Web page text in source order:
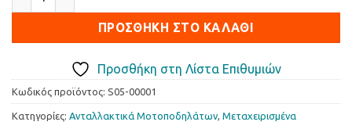
ΠΡΟΣΘΉΚΗ ΣΤΟ ΚΑΛΆΘΙ
Προσθήκη στη Λίστα Επιθυμιών
Κωδικός προϊόντος: S05-00001
Κατηγορίες: Ανταλλακτικά Μοτοποδηλάτων Μεταχειρισμένα